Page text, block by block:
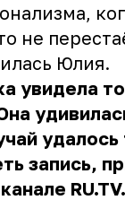
не
Юлия.
увидела
запись,
RU.TV.